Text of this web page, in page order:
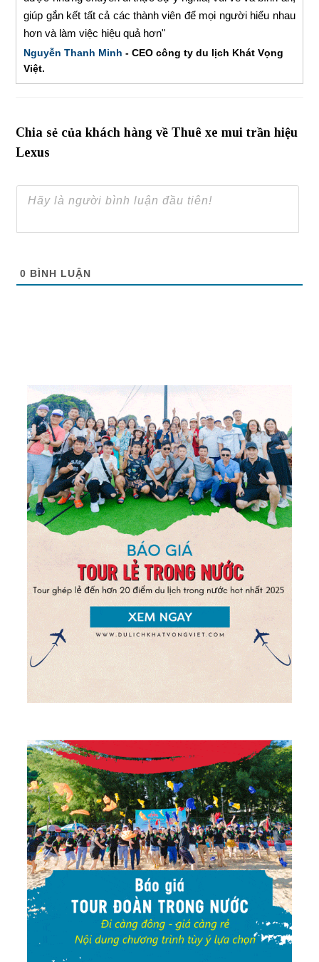
giúp gắn kết tất cả các thành viên để mọi người hiểu nhau
hơn và làm việc hiệu quả hơn"
Nguyễn Thanh Minh - CEO công ty du lịch Khát Vọng
Việt.
Chia sẻ của khách hàng về Thuê xe mui trần hiệu
Lexus
0 BÌNH LUẬN